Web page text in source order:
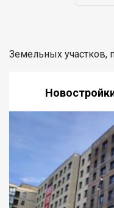
Земельных участков,